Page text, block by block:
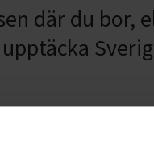
där du bor,
gata eller din
ihop med dina